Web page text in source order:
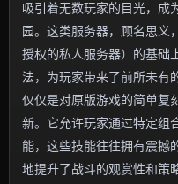
吸引着无数玩家的目光，成
园。这类服务器，顾名思义
授权的私人服务器）的基础
法，为玩家带来了前所未有
仅仅是对原版游戏的简单复
新。它允许玩家通过特定组
能，这些技能往往拥有震撼
地提升了战斗的观赏性和策